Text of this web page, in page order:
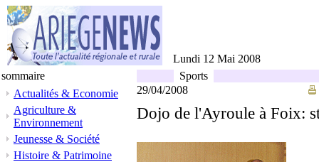
Lundi 12 Mai 2008
sommaire
Actualités & Economie
Agriculture &
Environnement
Jeunesse & Société
Histoire & Patrimoine
Sports
29/04/2008
Dojo de l'Ayroule à Foix: